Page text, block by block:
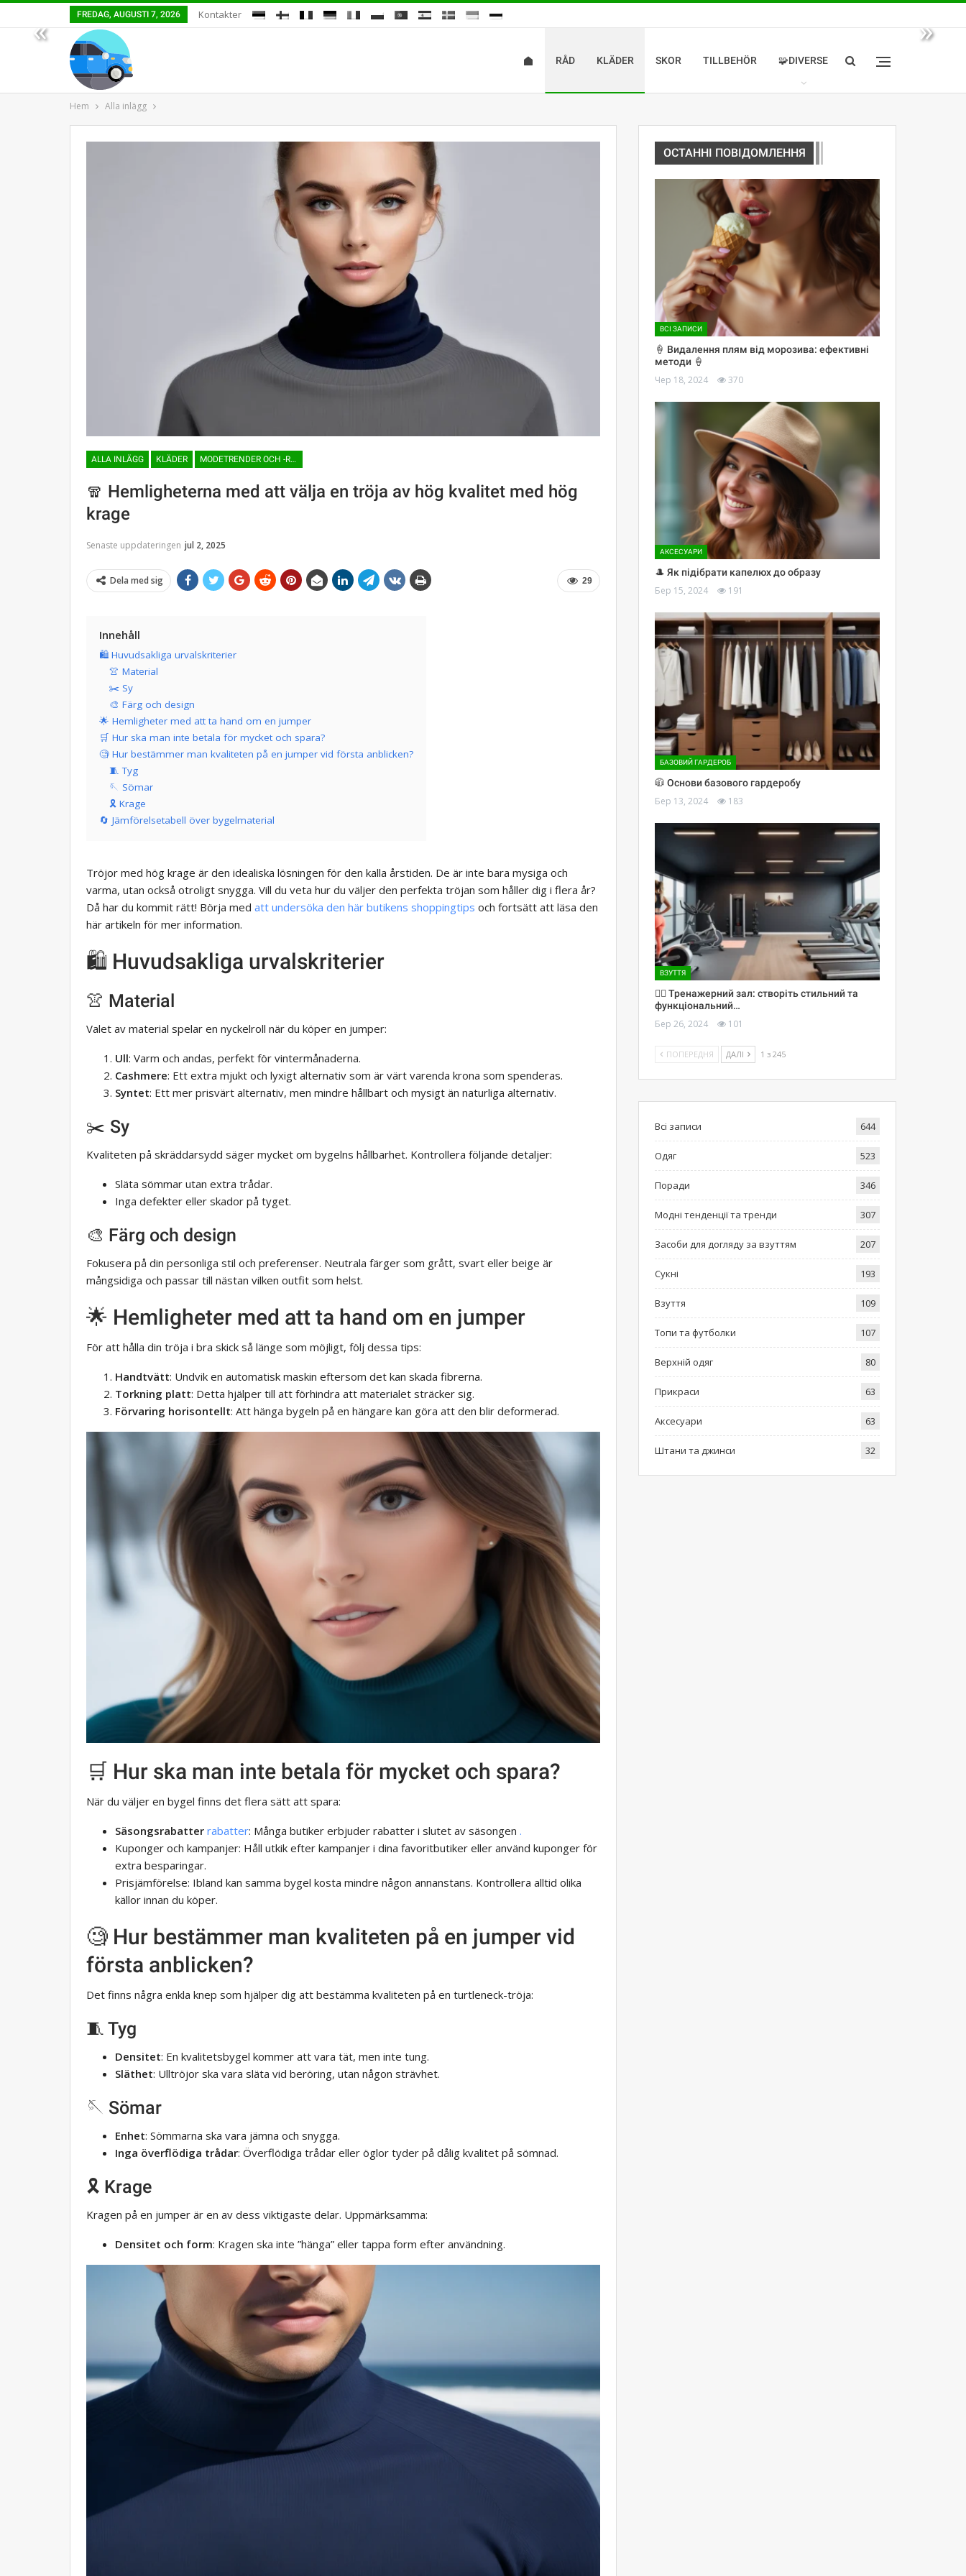
« »
FREDAG, AUGUSTI 7, 2026 Kontakter
RÅD KLÄDER SKOR TILLBEHÖR 🧩DIVERSE
Hem Alla inlägg
ALLA INLÄGG KLÄDER MODETRENDER OCH -RIKTNINGAR
🧣 Hemligheterna med att välja en tröja av hög kvalitet med hög
krage
Senaste uppdateringen jul 2, 2025
29
Dela med sig
Innehåll
🛍 Huvudsakliga urvalskriterier
👚 Material
✂️ Sy
🎨 Färg och design
🌟 Hemligheter med att ta hand om en jumper
🛒 Hur ska man inte betala för mycket och spara?
🧐 Hur bestämmer man kvaliteten på en jumper vid första anblicken?
🧵 Tyg
🪡 Sömar
🎗️ Krage
🔄 Jämförelsetabell över bygelmaterial
Tröjor med hög krage är den idealiska lösningen för den kalla årstiden. De är inte bara mysiga och
varma, utan också otroligt snygga. Vill du veta hur du väljer den perfekta tröjan som håller dig i flera år?
Då har du kommit rätt! Börja med att undersöka den här butikens shoppingtips och fortsätt att läsa den
här artikeln för mer information.
🛍 Huvudsakliga urvalskriterier
👚 Material
Valet av material spelar en nyckelroll när du köper en jumper:
Ull: Varm och andas, perfekt för vintermånaderna.
Cashmere: Ett extra mjukt och lyxigt alternativ som är värt varenda krona som spenderas.
Syntet: Ett mer prisvärt alternativ, men mindre hållbart och mysigt än naturliga alternativ.
✂️ Sy
Kvaliteten på skräddarsydd säger mycket om bygelns hållbarhet. Kontrollera följande detaljer:
Släta sömmar utan extra trådar.
Inga defekter eller skador på tyget.
🎨 Färg och design
Fokusera på din personliga stil och preferenser. Neutrala färger som grått, svart eller beige är
mångsidiga och passar till nästan vilken outfit som helst.
🌟 Hemligheter med att ta hand om en jumper
För att hålla din tröja i bra skick så länge som möjligt, följ dessa tips:
Handtvätt: Undvik en automatisk maskin eftersom det kan skada fibrerna.
Torkning platt: Detta hjälper till att förhindra att materialet sträcker sig.
Förvaring horisontellt: Att hänga bygeln på en hängare kan göra att den blir deformerad.
🛒 Hur ska man inte betala för mycket och spara?
När du väljer en bygel finns det flera sätt att spara:
Säsongsrabatter rabatter: Många butiker erbjuder rabatter i slutet av säsongen .
Kuponger och kampanjer: Håll utkik efter kampanjer i dina favoritbutiker eller använd kuponger för
extra besparingar.
Prisjämförelse: Ibland kan samma bygel kosta mindre någon annanstans. Kontrollera alltid olika
källor innan du köper.
🧐 Hur bestämmer man kvaliteten på en jumper vid
första anblicken?
Det finns några enkla knep som hjälper dig att bestämma kvaliteten på en turtleneck-tröja:
🧵 Tyg
Densitet: En kvalitetsbygel kommer att vara tät, men inte tung.
Släthet: Ulltröjor ska vara släta vid beröring, utan någon strävhet.
🪡 Sömar
Enhet: Sömmarna ska vara jämna och snygga.
Inga överflödiga trådar: Överflödiga trådar eller öglor tyder på dålig kvalitet på sömnad.
🎗️ Krage
Kragen på en jumper är en av dess viktigaste delar. Uppmärksamma:
Densitet och form: Kragen ska inte ”hänga” eller tappa form efter användning.
ОСТАННІ ПОВІДОМЛЕННЯ
ВСІ ЗАПИСИ
🍦 Видалення плям від морозива: ефективні
методи 🍦
Чер 18, 2024 370
АКСЕСУАРИ
🎩 Як підібрати капелюх до образу
Бер 15, 2024 191
БАЗОВИЙ ГАРДЕРОБ
🧥 Основи базового гардеробу
Бер 13, 2024 183
ВЗУТТЯ
🏋️‍♀️ Тренажерний зал: створіть стильний та
функціональний…
Бер 26, 2024 101
ПОПЕРЕДНЯ ДАЛІ 1 з 245
Всі записи 644
Одяг 523
Поради 346
Модні тенденції та тренди 307
Засоби для догляду за взуттям 207
Сукні 193
Взуття 109
Топи та футболки 107
Верхній одяг 80
Прикраси 63
Аксесуари 63
Штани та джинси 32